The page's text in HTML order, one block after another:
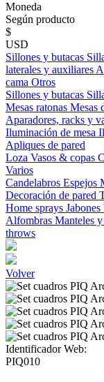
Moneda
Según producto
$
USD
Sillones y butacas
laterales y auxiliares
cama Otros
Sillones y butacas
Mesas ratonas Mesas
Aparadores, racks y
Iluminación de mesa
Apliques de pared
Loza Vasos & copas
Varios
Candelabros Espejos
Decoración de pared
Home sprays Jabones
Alfombras Manteles
throws
Volver
Identificador Web:
PIQ010